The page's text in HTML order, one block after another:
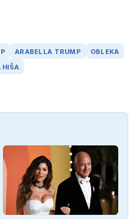
ARABELLA TRUMP
OBLEKA
HIŠA